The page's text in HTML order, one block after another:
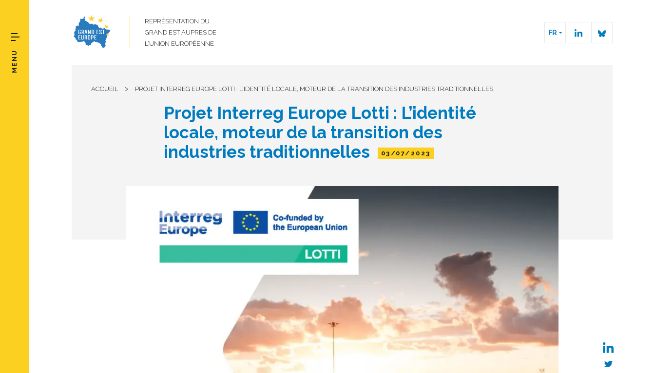
REPRÉSENTATION DU
GRAND EST AUPRÈS DE
L’UNION EUROPÉENNE
FR
MENU
ACCUEIL > PROJET INTERREG EUROPE LOTTI : L’IDENTITÉ LOCALE, MOTEUR DE LA TRANSITION DES INDUSTRIES TRADITIONNELLES
Projet Interreg Europe Lotti : L’identité
locale, moteur de la transition des
industries traditionnelles
03/07/2023